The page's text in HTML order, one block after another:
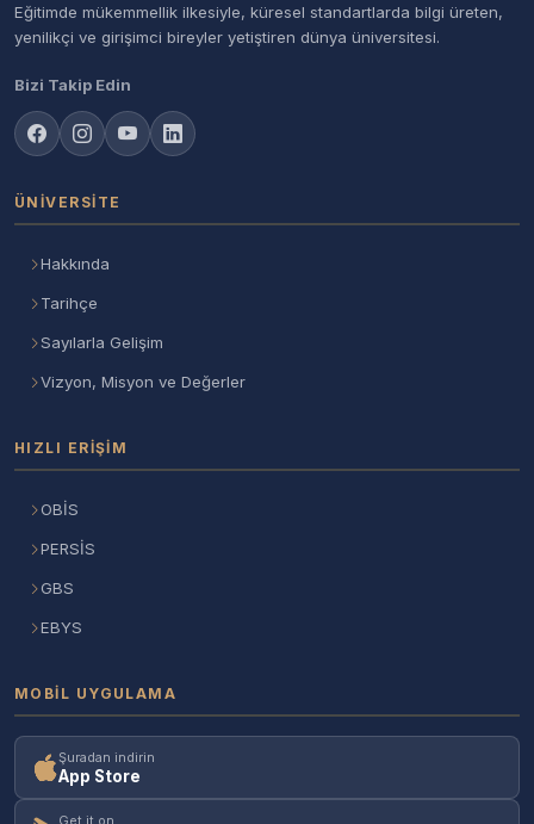
Eğitimde mükemmellik ilkesiyle, küresel standartlarda bilgi üreten,
yenilikçi ve girişimci bireyler yetiştiren dünya üniversitesi.
Bizi Takip Edin
ÜNIVERSITE
Hakkında
Tarihçe
Sayılarla Gelişim
Vizyon, Misyon ve Değerler
HIZLI ERIŞIM
OBİS
PERSİS
GBS
EBYS
MOBIL UYGULAMA
Şuradan indirin
App Store